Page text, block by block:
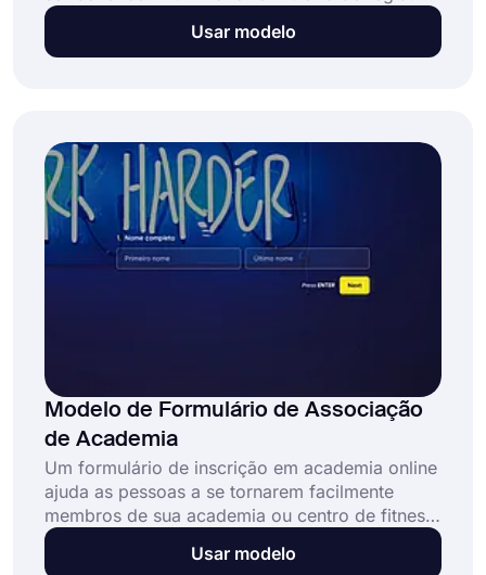
de cliente oferece uma maneira excelente e
eficiente de fazer isso. Quando um cliente
endereço e detalhes de contato.
Usar modelo
Modelo de Formulário de Associação
de Academia
Um formulário de inscrição em academia online
ajuda as pessoas a se tornarem facilmente
membros de sua academia ou centro de fitness.
Se você está procurando uma solução eficiente
para aceitar membros, o forms.app oferece as
Usar modelo